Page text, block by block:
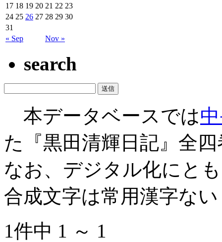
« Sep Nov »
17 18 19 20 21 22 23
24 25 26 27 28 29 30
31
search
本データベースでは
た『黒田清輝日記』全
なお、デジタル化にと
合成文字は常用漢字な
1件中 1 ～ 1